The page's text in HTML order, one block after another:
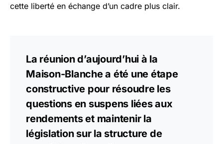
cette liberté en échange d’un cadre plus clair.
La réunion d’aujourd’hui à la
Maison-Blanche a été une étape
constructive pour résoudre les
questions en suspens liées aux
rendements et maintenir la
législation sur la structure de